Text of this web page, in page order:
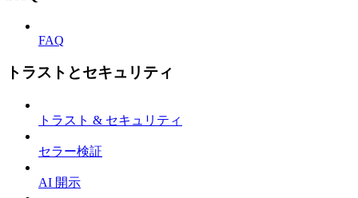
FAQ
トラストとセキュリティ
トラスト & セキュリティ
セラー検証
AI 開示